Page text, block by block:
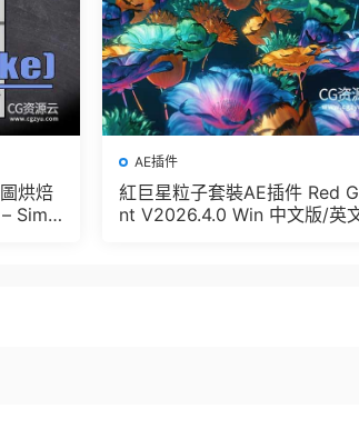
烘焙
Simpl
AE插件
紅巨星粒子套裝AE插件 Red
nt V2026.4.0 Win 中文版/英